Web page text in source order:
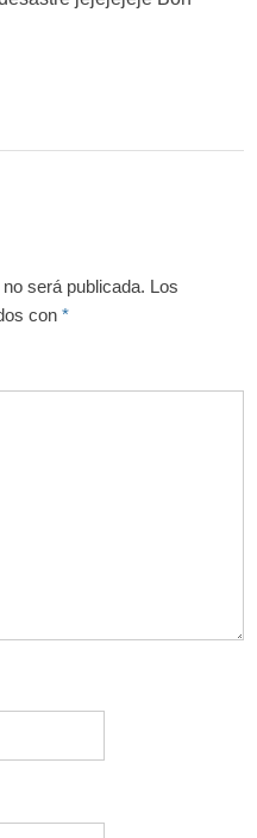
será publicada. Los
con*